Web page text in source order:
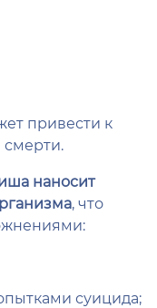
привести к
смерти.
наносит
, что
суицида;